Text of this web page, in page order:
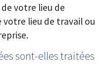
votre lieu de
votre lieu de travail ou
sont-elles traitées